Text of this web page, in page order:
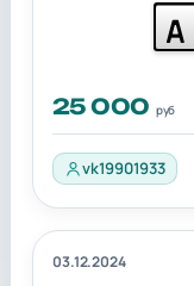
А
25 000 руб
vk19901933
03.12.2024